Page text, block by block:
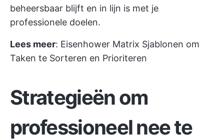
beheersbaar blijft en in lijn is met je
professionele doelen.
Lees meer: Eisenhower Matrix Sjablonen om
Taken te Sorteren en Prioriteren
Strategieën om
professioneel nee te